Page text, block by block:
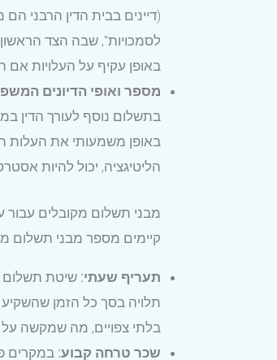
(דיינים בבית הדין הרבני
לסמכויות", שבה הצד
באופן עקיף על העלויות אם
מספר ואופי הדיונים
באופן משמעותי את העלות
הליטיגציה, יכול להיות
מבני תשלום מקובלים עבור
קיימים מספר מבני תשלום
תעריף שעתי: שיטת תשלום
תלויה בסך כל הזמן
בלתי צפויים, מה שמקשה
שכר טרחה קבוע: במקרים